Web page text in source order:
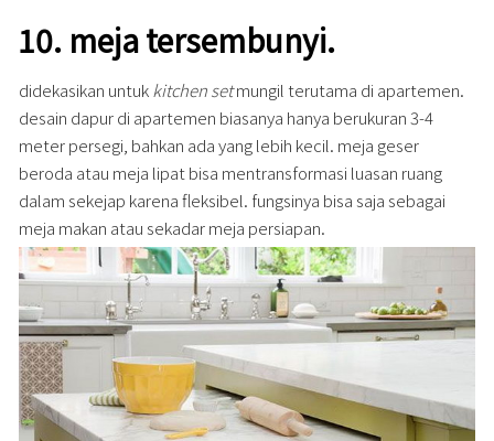
10. meja tersembunyi.
didekasikan untukkitchen setmungil terutama di apartemen.
desain dapur di apartemen biasanya hanya berukuran 3-4
meter persegi, bahkan ada yang lebih kecil. meja geser
beroda atau meja lipat bisa mentransformasi luasan ruang
dalam sekejap karena fleksibel. fungsinya bisa saja sebagai
meja makan atau sekadar meja persiapan.